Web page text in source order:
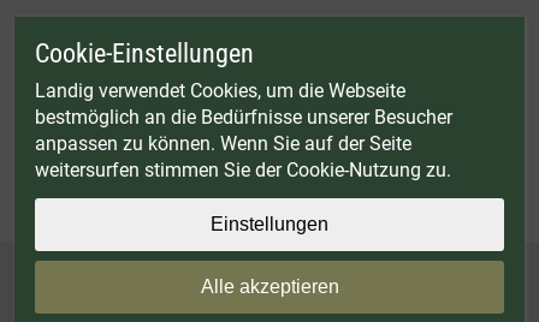
* Gültig bis einschließlich 17.08.2026. Keine Barauszahlung möglich. Nicht mit
Zubehörartikel. Nicht einlösbar auf bereits rabattierte Sets.
© Landig 1982-2026 (44 Jahre Qualität)
Alle Preise inkl. gesetzl. Mehrwertsteuer, zuzüglich Versandkosten
Weitere Marken oder Shops der Landig + Lava GmbH & Co. KG: LAVA - Vakuumiergeräte
DRY AGER - Reifeschränke|VIESSMANN - Kühlzellen
Cookie-Einstellungen
Landig verwendet Cookies, um die Webseite
bestmöglich an die Bedürfnisse unserer Besucher
anpassen zu können. Wenn Sie auf der Seite
weitersurfen stimmen Sie der Cookie-Nutzung zu.
Einstellungen
Alle akzeptieren